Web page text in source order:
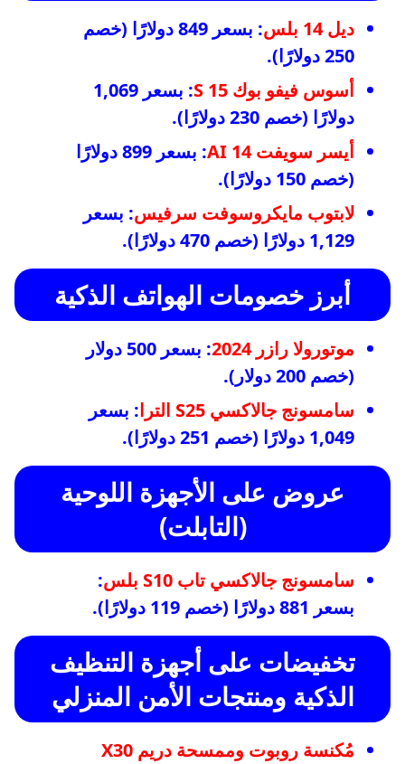
ديل 14 بلس
: بسعر 849 دولارًا (خصم
250 دولارًا).
أسوس فيفو بوك S 15
: بسعر 1,069
دولارًا (خصم 230 دولارًا).
أيسر سويفت 14 AI
: بسعر 899 دولارًا
(خصم 150 دولارًا).
لابتوب مايكروسوفت سرفيس: بسعر
1,129 دولارًا (خصم 470 دولارًا).
أبرز خصومات الهواتف الذكية
موتورولا رازر 2024
: بسعر 500 دولار
(خصم 200 دولار).
سامسونج جالاكسي S25 الترا
: بسعر
1,049 دولارًا (خصم 251 دولارًا).
عروض على الأجهزة اللوحية
(التابلت)
سامسونج جالاكسي تاب S10 بلس
:
بسعر 881 دولارًا (خصم 119 دولارًا).
تخفيضات على أجهزة التنظيف
الذكية ومنتجات الأمن المنزلي
مُكنسة روبوت وممسحة دريم X30